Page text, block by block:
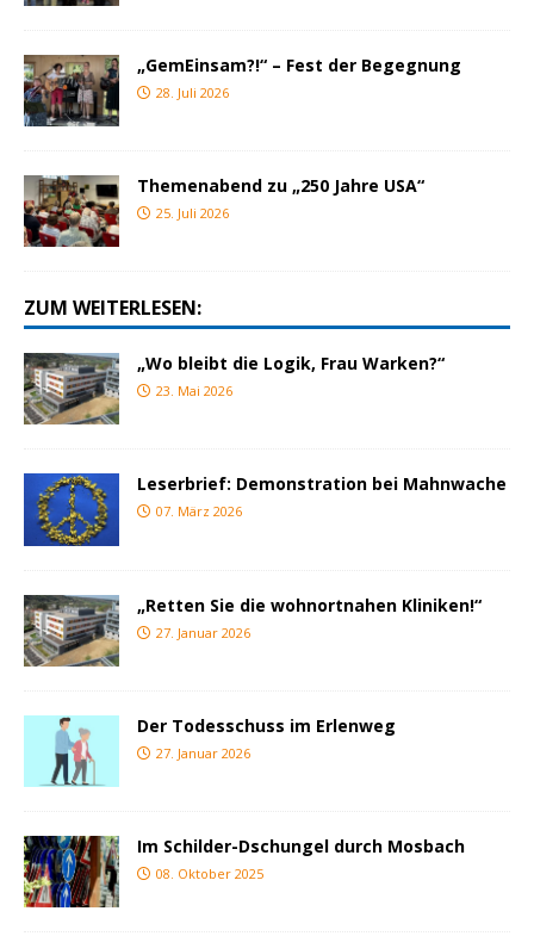
„GemEinsam?!“ – Fest der Begegnung
28. Juli 2026
Themenabend zu „250 Jahre USA“
25. Juli 2026
ZUM WEITERLESEN:
„Wo bleibt die Logik, Frau Warken?“
23. Mai 2026
Leserbrief: Demonstration bei Mahnwache
07. März 2026
„Retten Sie die wohnortnahen Kliniken!“
27. Januar 2026
Der Todesschuss im Erlenweg
27. Januar 2026
Im Schilder-Dschungel durch Mosbach
08. Oktober 2025